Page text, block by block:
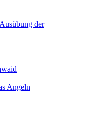
der
Angeln